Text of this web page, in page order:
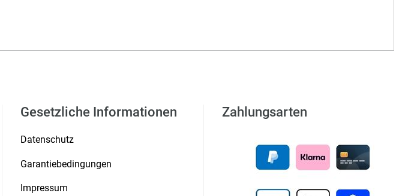
Gesetzliche Informationen
Datenschutz
Garantiebedingungen
Impressum
Zahlungsarten